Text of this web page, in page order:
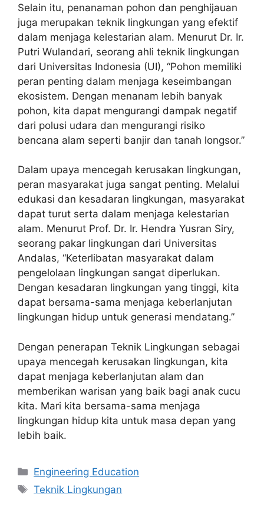
Selain itu, penanaman pohon dan penghijauan
juga merupakan teknik lingkungan yang efektif
dalam menjaga kelestarian alam. Menurut Dr. Ir.
Putri Wulandari, seorang ahli teknik lingkungan
dari Universitas Indonesia (UI), “Pohon memiliki
peran penting dalam menjaga keseimbangan
ekosistem. Dengan menanam lebih banyak
pohon, kita dapat mengurangi dampak negatif
dari polusi udara dan mengurangi risiko
bencana alam seperti banjir dan tanah longsor.”
Dalam upaya mencegah kerusakan lingkungan,
peran masyarakat juga sangat penting. Melalui
edukasi dan kesadaran lingkungan, masyarakat
dapat turut serta dalam menjaga kelestarian
alam. Menurut Prof. Dr. Ir. Hendra Yusran Siry,
seorang pakar lingkungan dari Universitas
Andalas, “Keterlibatan masyarakat dalam
pengelolaan lingkungan sangat diperlukan.
Dengan kesadaran lingkungan yang tinggi, kita
dapat bersama-sama menjaga keberlanjutan
lingkungan hidup untuk generasi mendatang.”
Dengan penerapan Teknik Lingkungan sebagai
upaya mencegah kerusakan lingkungan, kita
dapat menjaga keberlanjutan alam dan
memberikan warisan yang baik bagi anak cucu
kita. Mari kita bersama-sama menjaga
lingkungan hidup kita untuk masa depan yang
lebih baik.
Kategori
Engineering Education
Tag
Teknik Lingkungan